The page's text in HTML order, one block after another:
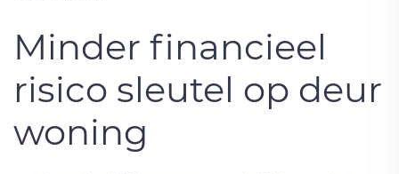
Minder financieel
risico sleutel op deur
woning